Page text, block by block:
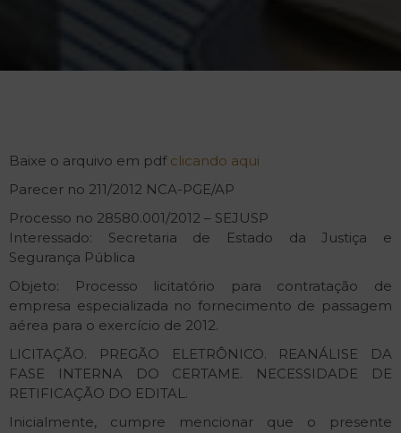
Baixe o arquivo em pdf clicando aqui
Parecer no 211/2012 NCA-PGE/AP
Processo no 28580.001/2012 – SEJUSP
Interessado: Secretaria de Estado da Justiça e
Segurança Pública
Objeto: Processo licitatório para contratação de
empresa especializada no fornecimento de passagem
aérea para o exercício de 2012.
LICITAÇÃO. PREGÃO ELETRÔNICO. REANÁLISE DA
FASE INTERNA DO CERTAME. NECESSIDADE DE
RETIFICAÇÃO DO EDITAL.
Inicialmente, cumpre mencionar que o presente